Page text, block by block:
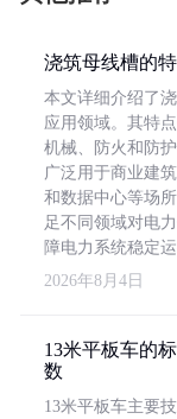
浇筑母线槽的
本文详细介绍了
应用领域。其特
机械、防火和防
广泛用于商业建
和数据中心等场
足不同领域对电
障电力系统稳定运
2026年8月4日
13米平板车的
数
13米平板车主要